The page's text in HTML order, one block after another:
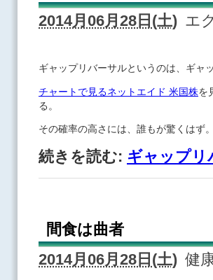
2014月06月28日(土) エ
ギャップリバーサルというのは、ギャ
チャートで見るネットエイド 米国株を
る。
その確率の高さには、誰もが驚くはず。
続きを読む: ギャップリ
間食は曲者
2014月06月28日(土) 健